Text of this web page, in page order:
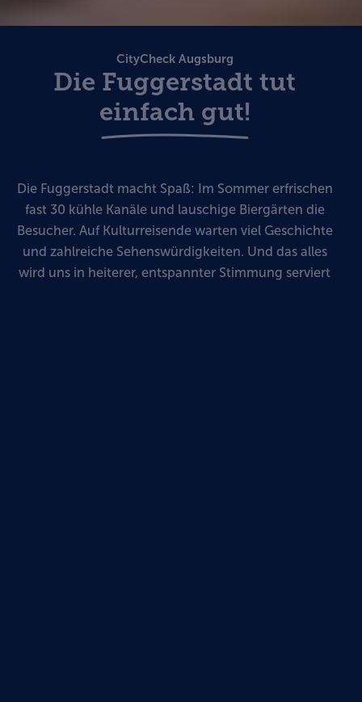
CityCheck Augsburg
Die Fuggerstadt tut
einfach gut!
Die Fuggerstadt macht Spaß: Im Sommer erfrischen
fast 30 kühle Kanäle und lauschige Biergärten die
Besucher. Auf Kulturreisende warten viel Geschichte
und zahlreiche Sehenswürdigkeiten. Und das alles
wird uns in heiterer, entspannter Stimmung serviert